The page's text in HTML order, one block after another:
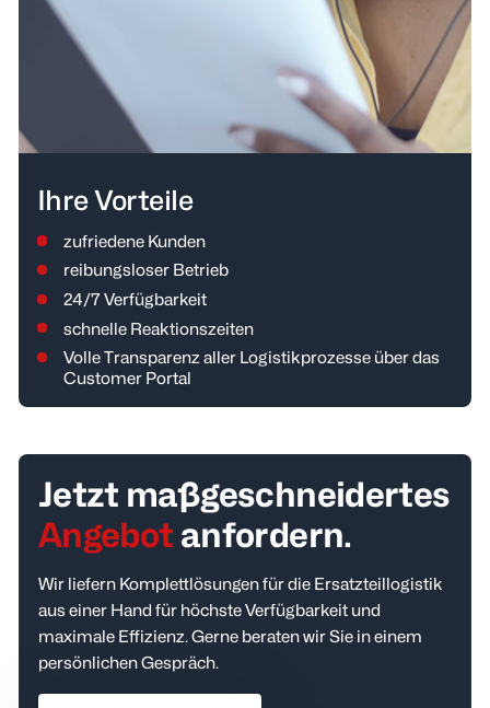
Ihre Vorteile
zufriedene Kunden
reibungsloser Betrieb
24/7 Verfügbarkeit
schnelle Reaktionszeiten
Volle Transparenz aller Logistikprozesse über das
Customer Portal
Jetzt maßgeschneidertes
Angebot anfordern.
Wir liefern Komplettlösungen für die Ersatzteillogistik
aus einer Hand für höchste Verfügbarkeit und
maximale Effizienz. Gerne beraten wir Sie in einem
persönlichen Gespräch.